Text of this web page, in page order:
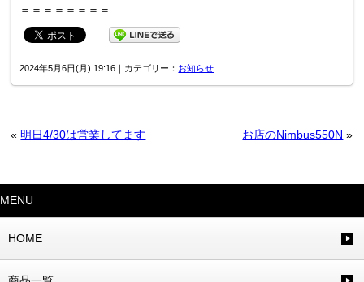
＝＝＝＝＝＝＝＝
2024年5月6日(月) 19:16｜カテゴリー： お知らせ
« 明日4/30は営業してます お店のNimbus550N »
MENU
HOME